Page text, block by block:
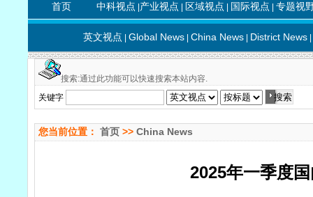
首页 中科视点 产业视点 区域视点 国际视点 专题视
英文视点 Global News China News District News
搜索:通过此功能可以快速搜索本站内容.
关键字
您当前位置： 首页 >> China News
2025年一季度